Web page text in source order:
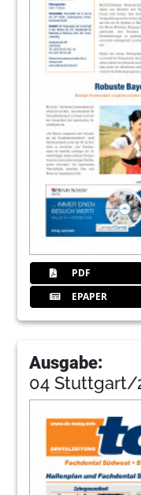
PDF
EPAPER
Ausgabe:
04 Stuttgart/